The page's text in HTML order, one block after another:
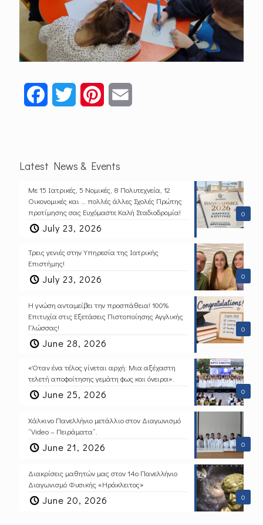
FacebookTwitter Pinterest
Latest News & Events
0
Με 15 Ιατρικές, 5 Νομικές, 8 Πολυτεχνεία, 12
Οικονομικές και … πολλές άλλες Σχολές Πρώτης
προτίμησης σας Ευχόμαστε Καλή Σταδιοδρομία!
July 23, 2026
0
Τρεις γενιές στην Υπηρεσία της Ιατρικής
Επιστήμης!
July 23, 2026
0
Η γνώση ανταμείβει την προσπάθεια! 100%
Επιτυχία στις Εξετάσεις Πιστοποίησης Αγγλικής
Γλώσσας!
June 28, 2026
0
«Όταν ένα τέλος γίνεται αρχή: Μια αξέχαστη
τελετή αποφοίτησης γεμάτη φως και όνειρα».
June 25, 2026
0
Χάλκινο Πανελλήνιο μετάλλιο στον Διαγωνισμό
“Video – Πειράματα”.
June 21, 2026
0
Διακρίσεις μαθητών μας στον 14ο Πανελλήνιο
Διαγωνισμό Φυσικής «Ηράκλειτος»
June 20, 2026